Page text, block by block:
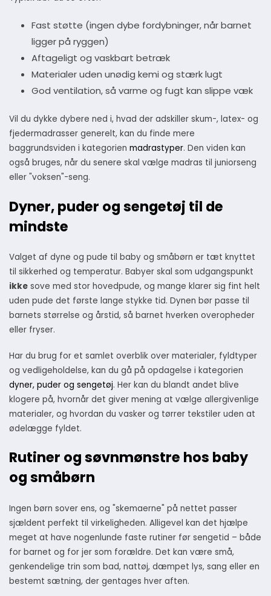
Fast støtte (ingen dybe fordybninger, når barnet
ligger på ryggen)
Aftageligt og vaskbart betræk
Materialer uden unødig kemi og stærk lugt
God ventilation, så varme og fugt kan slippe væk
Vil du dykke dybere ned i, hvad der adskiller skum-, latex- og
fjedermadrasser generelt, kan du finde mere
baggrundsviden i kategorien madrastyper. Den viden kan
også bruges, når du senere skal vælge madras til juniorseng
eller "voksen"-seng.
Dyner, puder og sengetøj til de
mindste
Valget af dyne og pude til baby og småbørn er tæt knyttet
til sikkerhed og temperatur. Babyer skal som udgangspunkt
ikke sove med stor hovedpude, og mange klarer sig fint helt
uden pude det første lange stykke tid. Dynen bør passe til
barnets størrelse og årstid, så barnet hverken overopheder
eller fryser.
Har du brug for et samlet overblik over materialer, fyldtyper
og vedligeholdelse, kan du gå på opdagelse i kategorien
dyner, puder og sengetøj. Her kan du blandt andet blive
klogere på, hvornår det giver mening at vælge allergivenlige
materialer, og hvordan du vasker og tørrer tekstiler uden at
ødelægge fyldet.
Rutiner og søvnmønstre hos baby
og småbørn
Ingen børn sover ens, og "skemaerne" på nettet passer
sjældent perfekt til virkeligheden. Alligevel kan det hjælpe
meget at have nogenlunde faste rutiner før sengetid – både
for barnet og for jer som forældre. Det kan være små,
genkendelige trin som bad, nattøj, dæmpet lys, sang eller en
bestemt sætning, der gentages hver aften.